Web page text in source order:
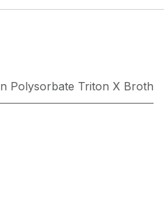
Polysorbate Triton X Broth